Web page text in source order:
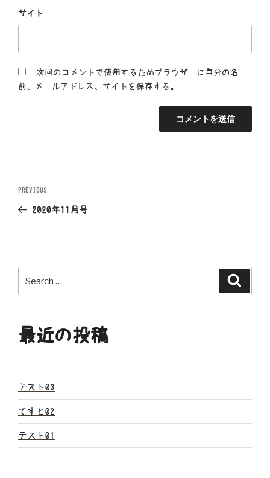
サイト
次回のコメントで使用するためブラウザーに自分の名
前、メールアドレス、サイトを保存する。
投
稿
ビ
ゲ
シ
ン
Previous
Post
PREVIOUS
2020年11月号
最近の投稿
テスト03
てすと02
テスト01